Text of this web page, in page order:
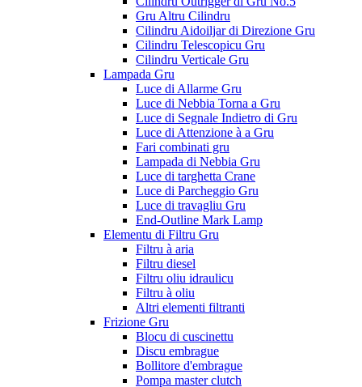
Gru Altru Cilindru
Cilindru Aidoiljar di Direzione Gru
Cilindru Telescopicu Gru
Cilindru Verticale Gru
Lampada Gru
Luce di Allarme Gru
Luce di Nebbia Torna a Gru
Luce di Segnale Indietro di Gru
Luce di Attenzione à a Gru
Fari combinati gru
Lampada di Nebbia Gru
Luce di targhetta Crane
Luce di Parcheggio Gru
Luce di travagliu Gru
End-Outline Mark Lamp
Elementu di Filtru Gru
Filtru à aria
Filtru diesel
Filtru oliu idraulicu
Filtru à oliu
Altri elementi filtranti
Frizione Gru
Blocu di cuscinettu
Discu embrague
Bollitore d'embrague
Pompa master clutch